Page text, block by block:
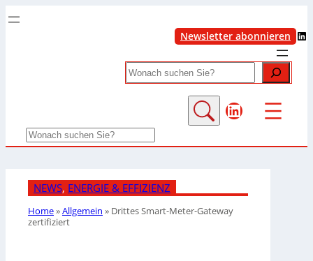
Newsletter abonnieren LinkedIn
Search
LinkedIn
Search
NEWS, ENERGIE & EFFIZIENZ
Home»Allgemein » Drittes Smart-Meter-Gateway
zertifiziert